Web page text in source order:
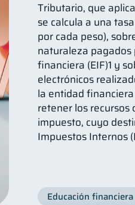
Tributario, que
se calcula a una
por cada peso),
naturaleza
financiera (EIF)1 y
electrónicos
la entidad
retener los recursos
impuesto, cuyo
Impuestos Internos
Educación financiera